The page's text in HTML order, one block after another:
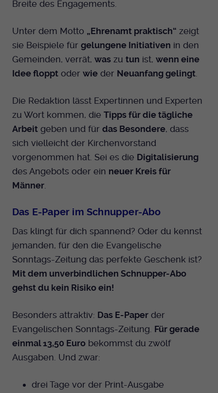
Breite des Engagements.
Unter dem Motto „Ehrenamt praktisch“ zeigt
sie Beispiele für gelungene Initiativen in den
Gemeinden, verrät, was zu tun ist, wenn eine
Idee floppt oder wie der Neuanfang gelingt
Die Redaktion lässt Expertinnen und Experten
zu Wort kommen, die Tipps für die tägliche
Arbeit geben und für das Besondere, dass
sich vielleicht der Kirchenvorstand
vorgenommen hat. Sei es die Digitalisierung
des Angebots oder ein neuer Kreis für
Männer
Das E-Paper im Schnupper-Abo
Das klingt für dich spannend? Oder du kennst
jemanden, für den die Evangelische
Sonntags-Zeitung das perfekte Geschenk ist?
Mit dem unverbindlichen Schnupper-Abo
gehst du kein Risiko ein!
Besonders attraktiv: Das E-Paper der
Evangelischen Sonntags-Zeitung. Für gerade
einmal 13,50 Euro bekommst du zwölf
Ausgaben. Und zwar:
drei Tage vor der Print-Ausgabe